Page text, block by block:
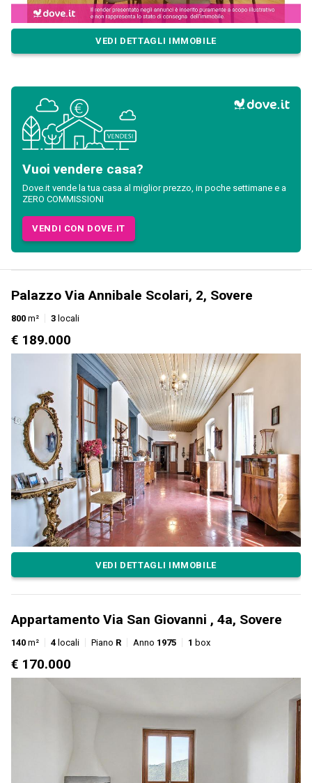
VEDI DETTAGLI IMMOBILE
Vuoi vendere casa?
Dove.it vende la tua casa al miglior prezzo, in poche settimane e a
ZERO COMMISSIONI
VENDI CON DOVE.IT
Palazzo Via Annibale Scolari, 2, Sovere
800 m² 3 locali
€ 189.000
VEDI DETTAGLI IMMOBILE
Appartamento Via San Giovanni , 4a, Sovere
140 m² 4 locali Piano R Anno 1975 1 box
€ 170.000